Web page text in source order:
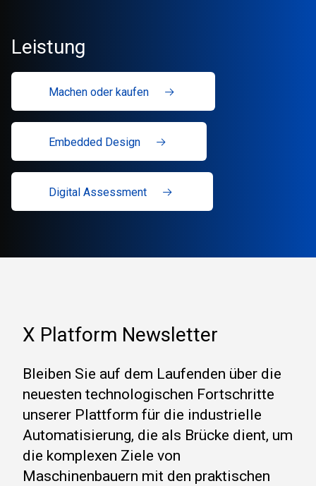
Leistung
Machen oder kaufen
Embedded Design
Digital Assessment
X Platform Newsletter
Bleiben Sie auf dem Laufenden über die
neuesten technologischen Fortschritte
unserer Plattform für die industrielle
Automatisierung, die als Brücke dient, um
die komplexen Ziele von
Maschinenbauern mit den praktischen